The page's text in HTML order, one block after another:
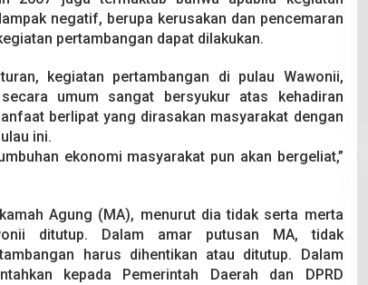
negatif, berupa kerusakan dan pencemaran
pertambangan dapat dilakukan.
kegiatan pertambangan di pulau Wawonii,
umum sangat bersyukur atas kehadiran
berlipat yang dirasakan masyarakat dengan
ini.
ekonomi masyarakat pun akan bergeliat,”
Agung (MA), menurut dia tidak serta merta
ditutup. Dalam amar putusan MA, tidak
harus dihentikan atau ditutup. Dalam
kepada Pemerintah Daerah dan DPRD